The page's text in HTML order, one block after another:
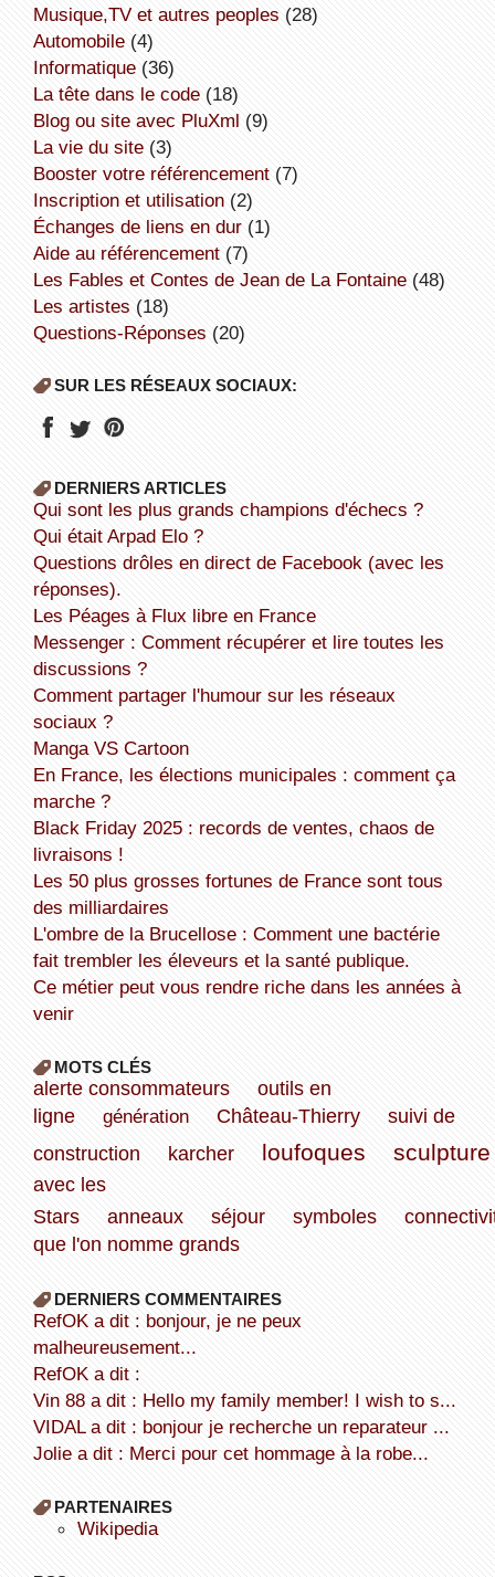
Musique,TV et autres peoples (28)
Automobile(4)
informatique(36)
la tête dans le code(18)
Blog ou site avec PluXml (9)
la vie du site(3)
booster votre référencement(7)
inscription et utilisation(2)
échanges de liens en dur(1)
aide au référencement(7)
Les Fables et Contes de Jean de La Fontaine(48)
Les artistes (18)
Questions-Réponses (20)
SUR LES RÉSEAUX SOCIAUX:
DERNIERS ARTICLES
Qui sont les plus grands champions d'échecs ?
Qui était Arpad Elo ?
Questions drôles en direct de Facebook (avec les
réponses).
Les Péages à Flux libre en France
Messenger : Comment récupérer et lire toutes les
discussions ?
Comment partager l'humour sur les réseaux
sociaux ?
Manga VS Cartoon
En France, les élections municipales : comment ça
marche ?
Black Friday 2025 : records de ventes, chaos de
livraisons !
Les 50 plus grosses fortunes de France sont tous
des milliardaires
L'ombre de la Brucellose : Comment une bactérie
fait trembler les éleveurs et la santé publique.
Ce métier peut vous rendre riche dans les années à
venir
MOTS CLÉS
alerte consommateurs
outils en
ligne
génération Château-Thierry
suivi de
construction
karcher loufoques sculpture
avec les
Stars
anneaux séjour symboles
que l'on nomme grands
DERNIERS COMMENTAIRES
refOK a dit : bonjour, je ne peux
malheureusement...
refOK a dit :
Vin 88 a dit : Hello my family member! I wish to s...
VIDAL a dit : bonjour je recherche un reparateur ...
Jolie a dit : Merci pour cet hommage à la robe...
PARTENAIRES
wikipedia